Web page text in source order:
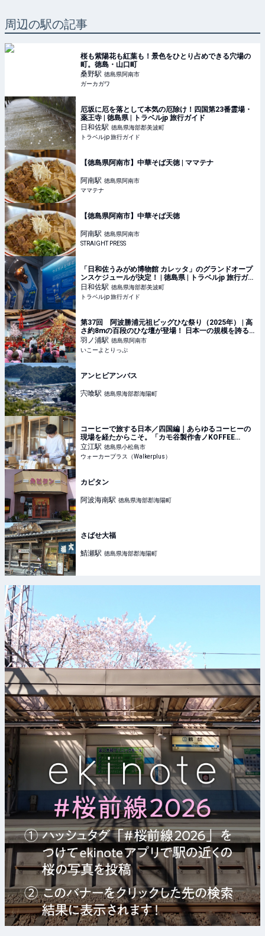
周辺の駅の記事
桜も紫陽花も紅葉も！景色をひとり占めできる穴場の
町。徳島・山口町
桑野駅 徳島県阿南市
ガーカガワ
厄坂に厄を落として本気の厄除け！四国第23番霊場・
薬王寺 | 徳島県 | トラベルjp 旅行ガイド
日和佐駅 徳島県海部郡美波町
トラベルjp 旅行ガイド
【徳島県阿南市】中華そば天徳 | ママテナ
阿南駅 徳島県阿南市
ママテナ
【徳島県阿南市】中華そば天徳
阿南駅 徳島県阿南市
STRAIGHT PRESS
「日和佐うみがめ博物館 カレッタ」のグランドオープ
ンスケジュールが決定！ | 徳島県 | トラベルjp 旅行ガイ
ド
日和佐駅 徳島県海部郡美波町
トラベルjp 旅行ガイド
第37回 阿波勝浦元祖ビッグひな祭り（2025年） | 高
さ約8mの百段のひな壇が登場！ 日本一の規模を誇る
ひな祭り | 徳島県勝浦郡勝浦町 | いこーよとりっぷ
羽ノ浦駅 徳島県阿南市
いこーよとりっぷ
アンヒビアンバス
宍喰駅 徳島県海部郡海陽町
コーヒーで旅する日本／四国編｜あらゆるコーヒーの
現場を経たからこそ。「カモ谷製作舎ノKOFFEE
SHOP」が体現するお客目線の大切さ(1/2)｜ウォーカ
ープラス
立江駅 徳島県小松島市
ウォーカープラス（Walkerplus）
カピタン
阿波海南駅 徳島県海部郡海陽町
さばせ大福
鯖瀬駅 徳島県海部郡海陽町